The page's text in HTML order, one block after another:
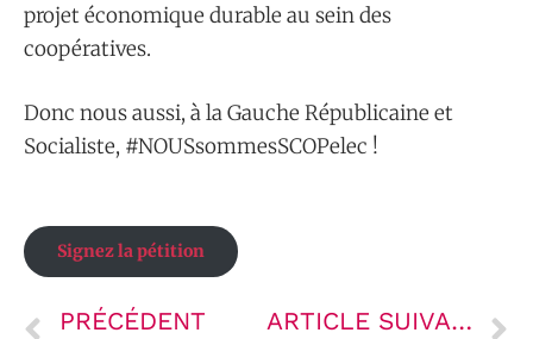
projet économique durable au sein des
coopératives.
Donc nous aussi, à la Gauche Républicaine et
Socialiste, #NOUSsommesSCOPelec !
Signez la pétition
PRÉCÉDENT ARTICLE SUIVANT